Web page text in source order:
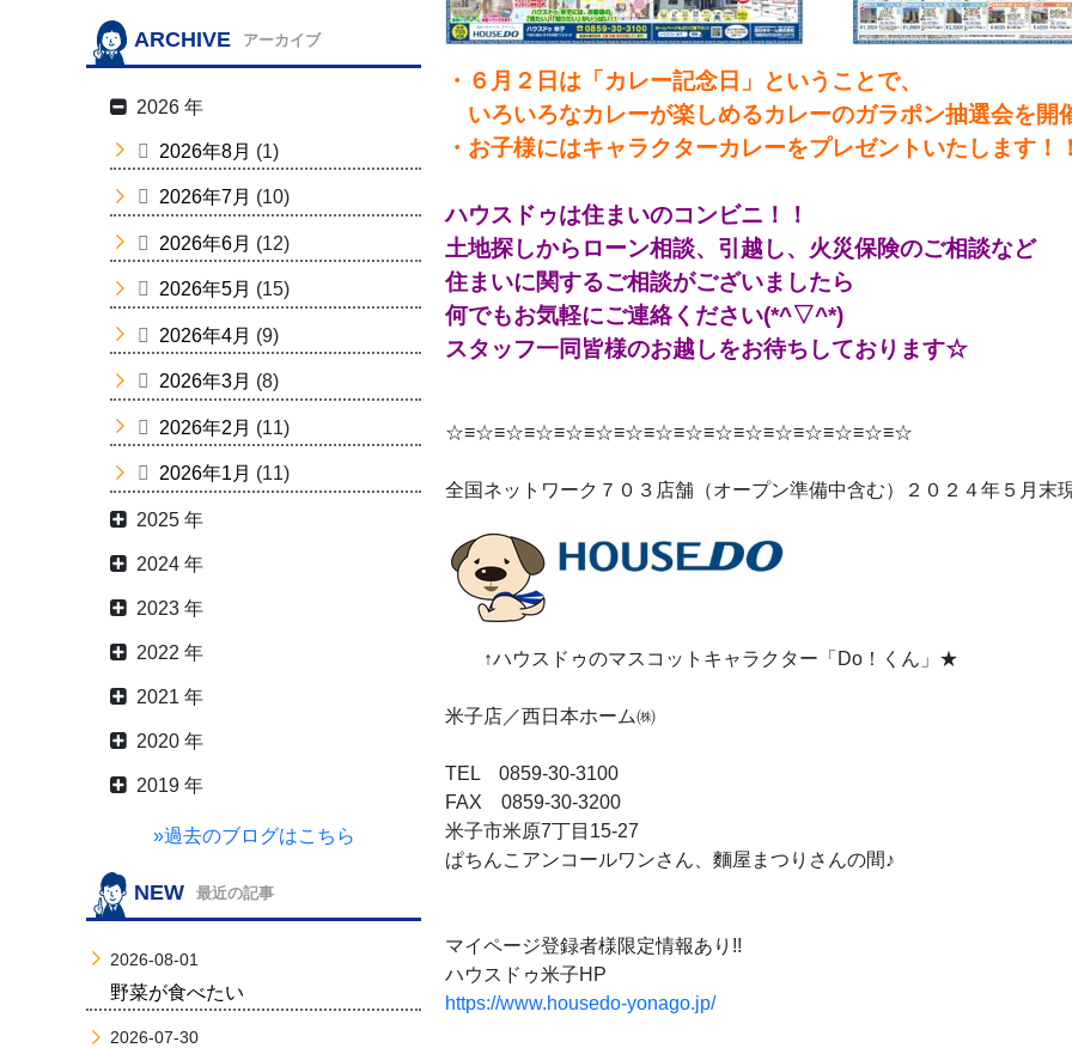
・６月２日は「カレー記念日」ということで、
いろいろなカレーが楽しめるカレーのガラポン抽選会を開
・お子様にはキャラクターカレーをプレゼントいたします！
ハウスドゥは住まいのコンビニ！！
土地探しからローン相談、引越し、火災保険のご相談など
住まいに関するご相談がございましたら
何でもお気軽にご連絡ください(*^▽^*)
スタッフ一同皆様のお越しをお待ちしております☆
☆≡☆≡☆≡☆≡☆≡☆≡☆≡☆≡☆≡☆≡☆≡☆≡☆≡☆≡☆≡☆
全国ネットワーク７０３店舗（オープン準備中含む）２０２４年５月末
↑ハウスドゥのマスコットキャラクター「Do！くん」★
米子店／西日本ホーム㈱
TEL 0859-30-3100
FAX 0859-30-3200
米子市米原7丁目15-27
ぱちんこアンコールワンさん、麵屋まつりさんの間♪
マイページ登録者様限定情報あり!!
ハウスドゥ米子HP
https://www.housedo-yonago.jp/
ARCHIVE アーカイブ
2026 年
2026年8月 (1)
2026年7月 (10)
2026年6月 (12)
2026年5月 (15)
2026年4月 (9)
2026年3月 (8)
2026年2月 (11)
2026年1月 (11)
2025 年
2024 年
2023 年
2022 年
2021 年
2020 年
2019 年
»過去のブログはこちら
NEW 最近の記事
2026-08-01
野菜が食べたい
2026-07-30